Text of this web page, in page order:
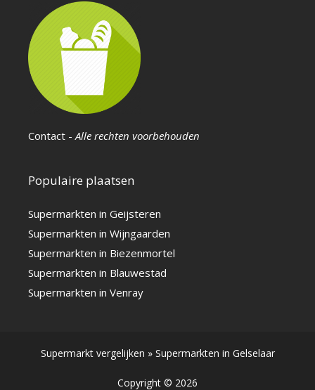
Contact -Alle rechten voorbehouden
Populaire plaatsen
Supermarkten in Geijsteren
Supermarkten in Wijngaarden
Supermarkten in Biezenmortel
Supermarkten in Blauwestad
Supermarkten in Venray
Supermarkt vergelijken » Supermarkten in Gelselaar
Copyright © 2026